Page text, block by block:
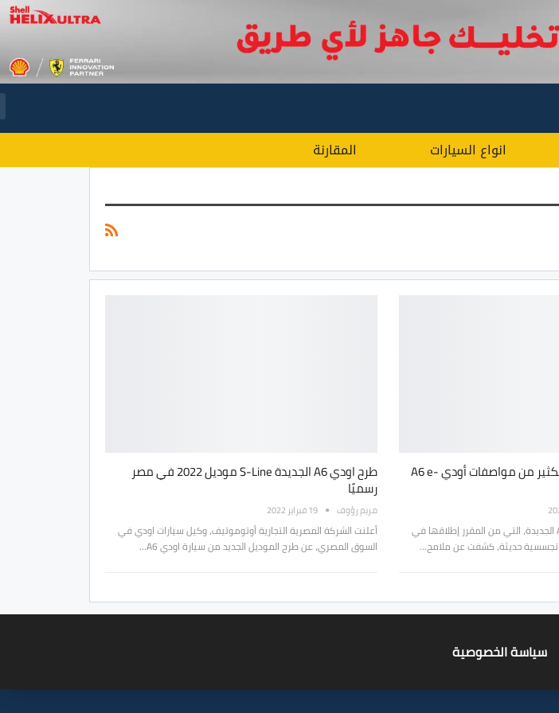
انواع السيارات المقارنة
صور تجسسية تكشف الكثير من مواصفات أودي A6 e-
ظهرت سيارة أودي A6 e-tron الجديدة، التي من المقرر إطلاقها في
طرح اودي A6 الجديدة S-Line موديل 2022 في مصر
رسميًا
مريم رؤوف 19 فبراير 2022
أعلنت الشركة المصرية التجارية أوتوموتيف، وكيل سيارات اودي في
السوق المصري، عن طرح الموديل الجديد من سيارة اودي A6…
سياسة الخصوصية